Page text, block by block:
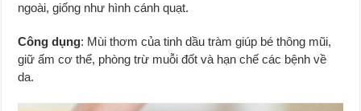
ngoài, giống như hình cánh quạt.
Công dụng: Mùi thơm của tinh dầu tràm giúp bé thông mũi,
giữ ấm cơ thể, phòng trừ muỗi đốt và hạn chế các bệnh về
da.